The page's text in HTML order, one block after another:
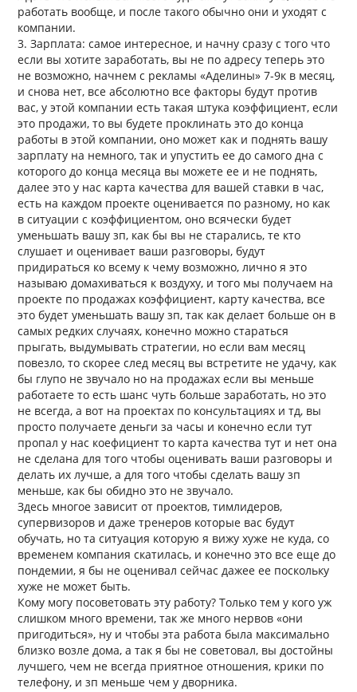
работать вообще, и после такого обычно они и уходят с
компании.
3. Зарплата: самое интересное, и начну сразу с того что
если вы хотите заработать, вы не по адресу теперь это
не возможно, начнем с рекламы «Аделины» 7-9к в месяц,
и снова нет, все абсолютно все факторы будут против
вас, у этой компании есть такая штука коэффициент, если
это продажи, то вы будете проклинать это до конца
работы в этой компании, оно может как и поднять вашу
зарплату на немного, так и упустить ее до самого дна с
которого до конца месяца вы можете ее и не поднять,
далее это у нас карта качества для вашей ставки в час,
есть на каждом проекте оценивается по разному, но как
в ситуации с коэффициентом, оно всячески будет
уменьшать вашу зп, как бы вы не старались, те кто
слушает и оценивает ваши разговоры, будут
придираться ко всему к чему возможно, лично я это
называю домахиваться к воздуху, и того мы получаем на
проекте по продажах коэффициент, карту качества, все
это будет уменьшать вашу зп, так как делает больше он в
самых редких случаях, конечно можно стараться
прыгать, выдумывать стратегии, но если вам месяц
повезло, то скорее след месяц вы встретите не удачу, как
бы глупо не звучало но на продажах если вы меньше
работаете то есть шанс чуть больше заработать, но это
не всегда, а вот на проектах по консультациях и тд, вы
просто получаете деньги за часы и конечно если тут
пропал у нас коефициент то карта качества тут и нет она
не сделана для того чтобы оценивать ваши разговоры и
делать их лучше, а для того чтобы сделать вашу зп
меньше, как бы обидно это не звучало.
Здесь многое зависит от проектов, тимлидеров,
супервизоров и даже тренеров которые вас будут
обучать, но та ситуация которую я вижу хуже не куда, со
временем компания скатилась, и конечно это все еще до
пондемии, я бы не оценивал сейчас дажее ее поскольку
хуже не может быть.
Кому могу посоветовать эту работу? Только тем у кого уж
слишком много времени, так же много нервов «они
пригодиться», ну и чтобы эта работа была максимально
близко возле дома, а так я бы не советовал, вы достойны
лучшего, чем не всегда приятное отношения, крики по
телефону, и зп меньше чем у дворника.